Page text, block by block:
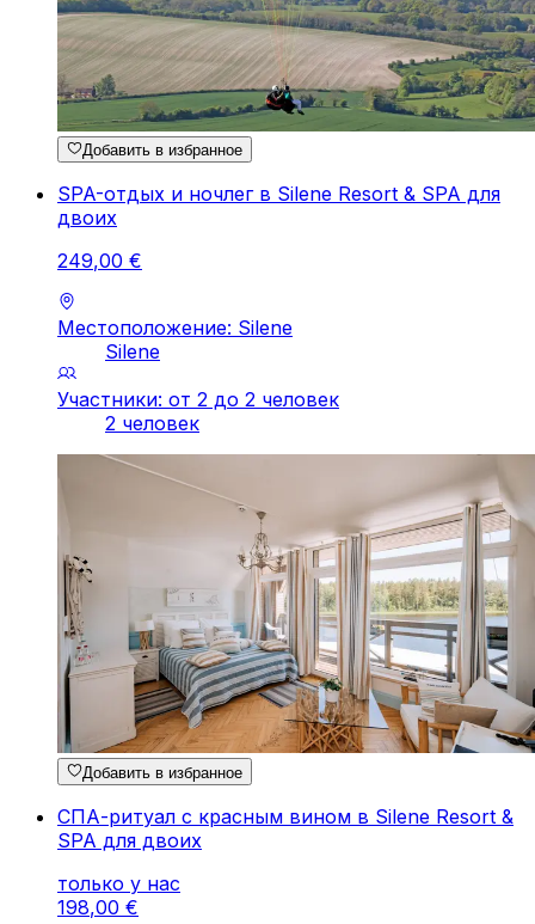
Добавить в избранное
SPA-отдых и ночлег в Silene Resort & SPA для
двоих
249,00 €
Местоположение: Silene
Silene
Участники: от 2 до 2 человек
2 человек
Добавить в избранное
СПА-ритуал с красным вином в Silene Resort &
SPA для двоих
только у нас
198,00 €